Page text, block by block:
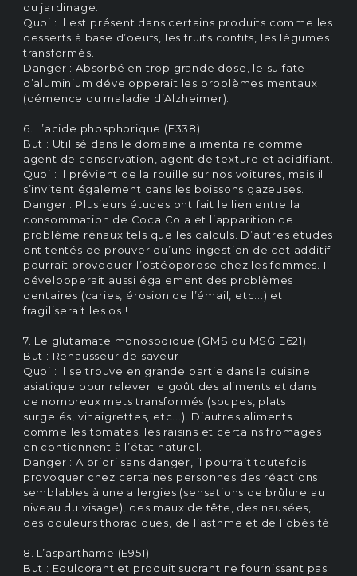
du jardinage.
Quoi : ll est présent dans certains produits comme les
desserts à base d’oeufs, les fruits confits, les légumes
transformés.
Danger : Absorbé en trop grande dose, le sulfate
d’aluminium développerait les problèmes mentaux
(démence ou maladie d’Alzheimer).
6. L’acide phosphorique (E338)
But : Utilisé dans le domaine alimentaire comme
agent de conservation, agent de texture et acidifiant.
Quoi : Il prévient de la rouille sur nos voitures, mais il
s’invitent également dans les boissons gazeuses.
Danger : Plusieurs études ont fait le lien entre la
consommation de Coca Cola et l’apparition de
problème rénaux tels que les calculs. D’autres études
ont tentés de prouver qu’une ingestion de cet additif
pourrait provoquer l’ostéoporose chez les femmes. Il
développerait aussi également des problèmes
dentaires (caries, érosion de l’émail, etc...) et
fragiliserait les os !
7. Le glutamate monosodique (GMS ou MSG E621)
But : Rehausseur de saveur
Quoi : ll se trouve en grande partie dans la cuisine
asiatique pour relever le goût des aliments et dans
de nombreux mets transformés (soupes, plats
surgelés, vinaigrettes, etc...). D’autres aliments
comme les tomates, les raisins et certains fromages
en contiennent à l’état naturel.
Danger : A priori sans danger, il pourrait toutefois
provoquer chez certaines personnes des réactions
semblables à une allergies (sensations de brûlure au
niveau du visage), des maux de tête, des nausées,
des douleurs thoraciques, de l’asthme et de l’obésité.
8. L’asparthame (E951)
But : Edulcorant et produit sucrant ne fournissant pas